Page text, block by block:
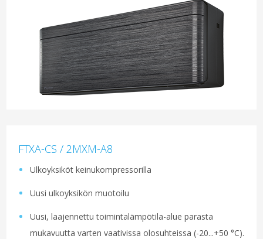
FTXA-CS / 2MXM-A8
Ulkoyksiköt keinukompressorilla
Uusi ulkoyksikön muotoilu
Uusi, laajennettu toimintalämpötila-alue parasta
mukavuutta varten vaativissa olosuhteissa (-20...+50 °C).